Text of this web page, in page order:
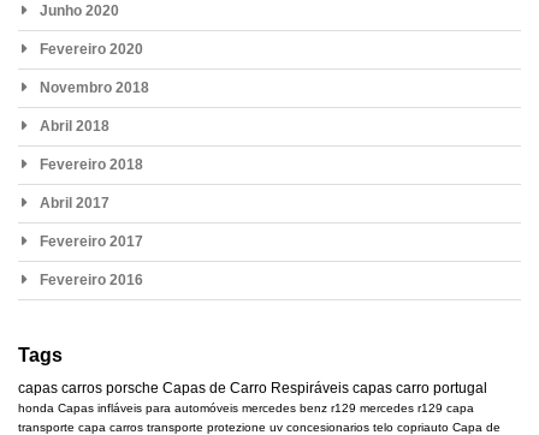
Junho 2020
Fevereiro 2020
Novembro 2018
Abril 2018
Fevereiro 2018
Abril 2017
Fevereiro 2017
Fevereiro 2016
Tags
capas carros porsche Capas de Carro Respiráveis capas carro portugal
honda Capas infláveis para automóveis mercedes benz r129 mercedes r129 capa
transporte capa carros transporte protezione uv concesionarios telo copriauto Capa de